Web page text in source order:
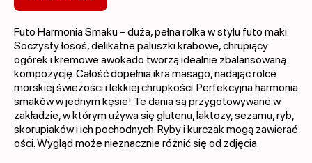
Futo Harmonia Smaku – duża, pełna rolka w stylu futo maki.
Soczysty łosoś, delikatne paluszki krabowe, chrupiący
ogórek i kremowe awokado tworzą idealnie zbalansowaną
kompozycję. Całość dopełnia ikra masago, nadając rolce
morskiej świeżości i lekkiej chrupkości. Perfekcyjna harmonia
smaków w jednym kęsie! Te dania są przygotowywane w
zakładzie, w którym używa się glutenu, laktozy, sezamu, ryb,
skorupiaków i ich pochodnych. Ryby i kurczak mogą zawierać
ości. Wygląd może nieznacznie różnić się od zdjęcia.